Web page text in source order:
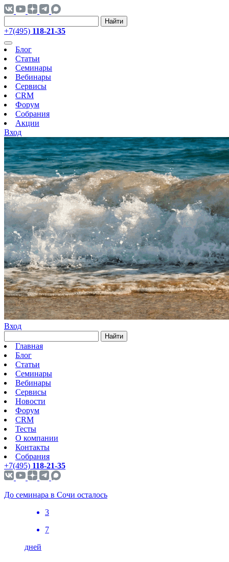
Найти
+7(495) 118-21-35
Блог
Статьи
Семинары
Вебинары
Сервисы
CRM
Форум
Собрания
Акции
Вход
Вход
Найти
Главная
Блог
Статьи
Семинары
Вебинары
Сервисы
Новости
Форум
CRM
Тесты
О компании
Контакты
Собрания
+7(495) 118-21-35
До семинара в Сочи осталось
3
7
дней